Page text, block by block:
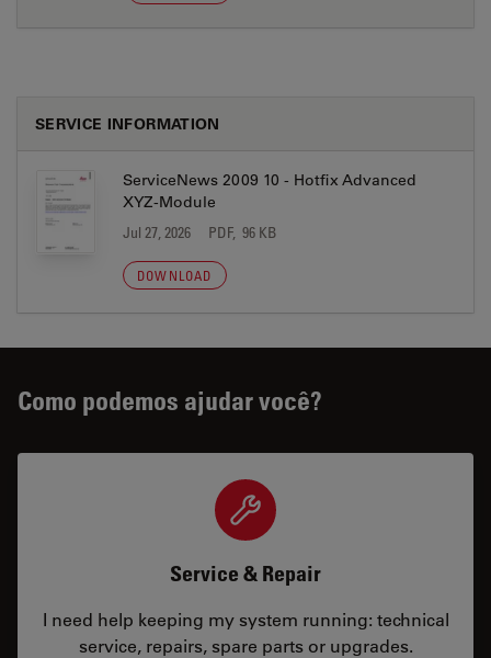
SERVICE INFORMATION
ServiceNews 2009 10 - Hotfix Advanced
XYZ-Module
Jul 27, 2026 PDF, 96 KB
DOWNLOAD
Como podemos ajudar você?
Service & Repair
I need help keeping my system running: technical
service, repairs, spare parts or upgrades.